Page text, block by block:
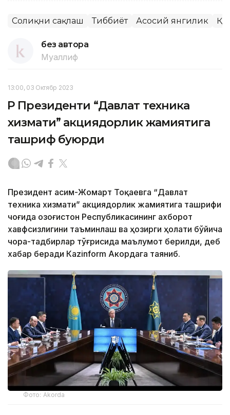
Соғлиқни сақлаш Тиббиёт Асосий янгилик ҚР
без автора
Муаллиф
13:00, 03 Октябр 2023
ҚР Президенти “Давлат техника
хизмати” акциядорлик жамиятига
ташриф буюрди
Президент Қасим-Жомарт Тоқаевга “Давлат
техника хизмати” акциядорлик жамиятига ташрифи
чоғида Қозоғистон Республикасининг ахборот
хавфсизлигини таъминлаш ва ҳозирги ҳолати бўйича
чора-тадбирлар тўғрисида маълумот берилди, деб
хабар беради Каzinform Акордага таяниб.
Фото: Akorda